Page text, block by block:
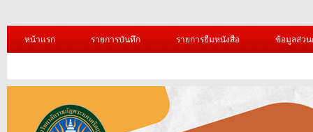
หน้าแรก รายการบันทึก รายการยืมหนังสือ ข้อมูลส่ว